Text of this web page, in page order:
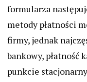
formularza
metody płatności
firmy, jednak
bankowy, płatność
punkcie